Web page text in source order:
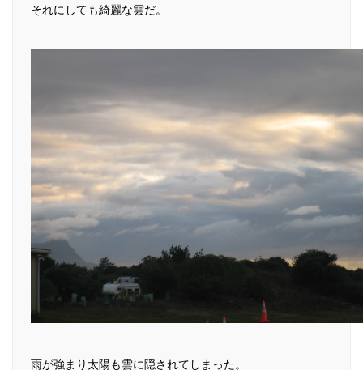
それにしても綺麗な雲だ。
雨が強まり太陽も雲に隠されてしまった。